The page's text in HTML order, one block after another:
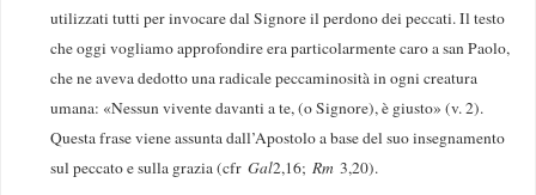
utilizzati tutti per invocare dal Signore il perdono dei peccati. Il testo
che oggi vogliamo approfondire era particolarmente caro a san Paolo,
che ne aveva dedotto una radicale peccaminosità in ogni creatura
umana: «Nessun vivente davanti a te, (o Signore), è giusto» (v. 2).
Questa frase viene assunta dall’Apostolo a base del suo insegnamento
sul peccato e sulla grazia (cfr Gal2,16; Rm3,20).